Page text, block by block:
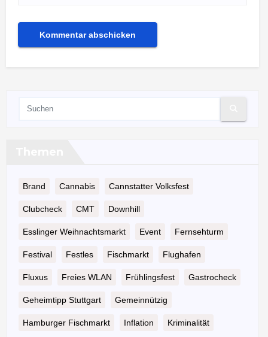
Brand Cannabis Cannstatter Volksfest
Clubcheck CMT Downhill
Esslinger Weihnachtsmarkt Event Fernsehturm
Festival Festles Fischmarkt Flughafen
Fluxus Freies WLAN Frühlingsfest Gastrocheck
Geheimtipp Stuttgart Gemeinnützig
Hamburger Fischmarkt Inflation Kriminalität